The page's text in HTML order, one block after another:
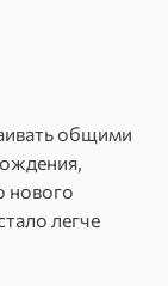
в
общими
нового
легче